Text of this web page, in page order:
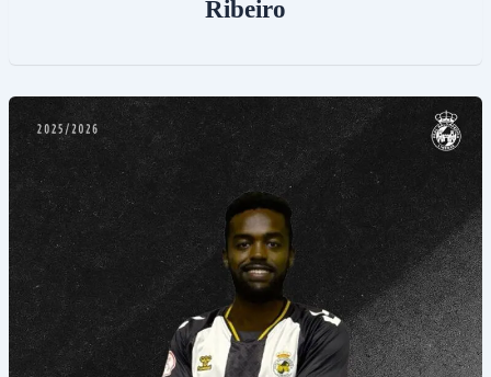
Ribeiro